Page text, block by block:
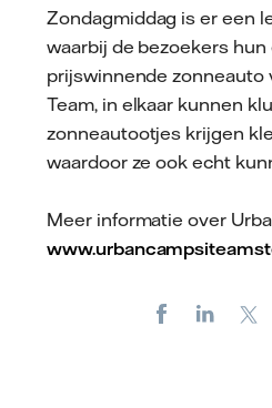
Zondagmiddag is er een
waarbij de bezoekers
prijswinnende zonneauto
Team, in elkaar kunnen
zonneautootjes krijgen
waardoor ze ook echt
Meer informatie over
Facebook